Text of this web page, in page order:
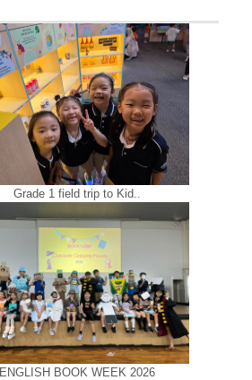
Grade 1 field trip to Kid..
ENGLISH BOOK WEEK 2026